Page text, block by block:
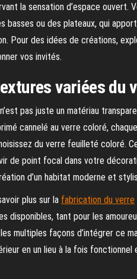
la sensation d’espace ouvert.
basses ou des plateaux, qui
Pour des idées de créations,
vos invités.
variées du
pas juste un matériau
cannelé au verre coloré,
du verre feuilleté coloré.
de point focal dans votre
d’un habitat moderne et
plus sur la fabrication du verre
disponibles, tant pour les
multiples façons d’intégrer ce
en un lieu à la fois fonctionnel